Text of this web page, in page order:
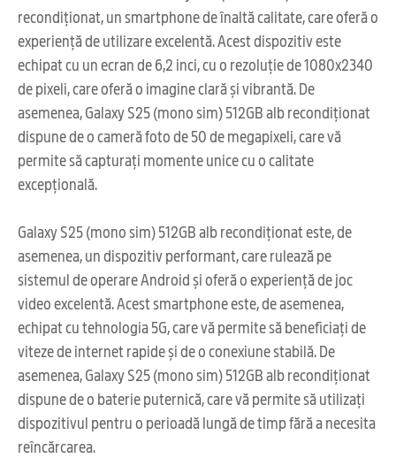
recondiționat, un smartphone de înaltă calitate, care oferă o
experiență de utilizare excelentă. Acest dispozitiv este
echipat cu un ecran de 6,2 inci, cu o rezoluție de 1080x2340
de pixeli, care oferă o imagine clară și vibrantă. De
asemenea, Galaxy S25 (mono sim) 512GB alb recondiționat
dispune de o cameră foto de 50 de megapixeli, care vă
permite să capturați momente unice cu o calitate
excepțională.
Galaxy S25 (mono sim) 512GB alb recondiționat este, de
asemenea, un dispozitiv performant, care rulează pe
sistemul de operare Android și oferă o experiență de joc
video excelentă. Acest smartphone este, de asemenea,
echipat cu tehnologia 5G, care vă permite să beneficiați de
viteze de internet rapide și de o conexiune stabilă. De
asemenea, Galaxy S25 (mono sim) 512GB alb recondiționat
dispune de o baterie puternică, care vă permite să utilizați
dispozitivul pentru o perioadă lungă de timp fără a necesita
reîncărcarea.